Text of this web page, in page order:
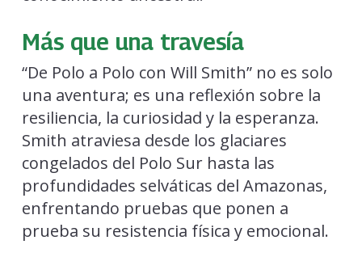
Más que una travesía
“De Polo a Polo con Will Smith” no es solo
una aventura; es una reflexión sobre la
resiliencia, la curiosidad y la esperanza.
Smith atraviesa desde los glaciares
congelados del Polo Sur hasta las
profundidades selváticas del Amazonas,
enfrentando pruebas que ponen a
prueba su resistencia física y emocional.